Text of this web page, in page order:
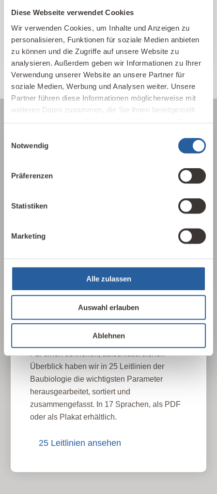
Diese Webseite verwendet Cookies
Wir verwenden Cookies, um Inhalte und Anzeigen zu
personalisieren, Funktionen für soziale Medien anbieten
zu können und die Zugriffe auf unsere Website zu
analysieren. Außerdem geben wir Informationen zu Ihrer
Verwendung unserer Website an unsere Partner für
soziale Medien, Werbung und Analysen weiter. Unsere
Partner führen diese Informationen möglicherweise mit
weiteren Daten zusammen, die Sie ihnen bereitgestellt
Notwendig
Präferenzen
Statistiken
Marketing
Alle zulassen
Auswahl erlauben
Ablehnen
und Themen sortiert.
IBN Beratungsstellen
Über die Baubiologie
Beziehung zwischen Menschen und ihrer
Baustoffe und Architektur auf Mensch und
gestalterische Aspekte betrachtet.
Baubiologie kennenlernen
25 Leitlinien
Für einen schnellen, aufschlussreichen
Überblick haben wir in 25 Leitlinien der
Baubiologie die wichtigsten Parameter
herausgearbeitet, sortiert und
zusammengefasst. In 17 Sprachen, als PDF
oder als Plakat erhältlich.
25 Leitlinien ansehen